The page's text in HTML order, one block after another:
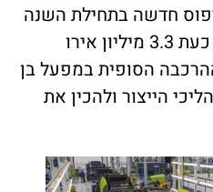
בתחילת השנה
שעברה, השקיעה החברה כעת 3.3 מיליון אירו
הסופית במפעל בן
ולהכין את